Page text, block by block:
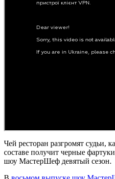
Чей ресторан разгромят судьи,
составе получит черные
шоу МастерШеф девятый сезон.